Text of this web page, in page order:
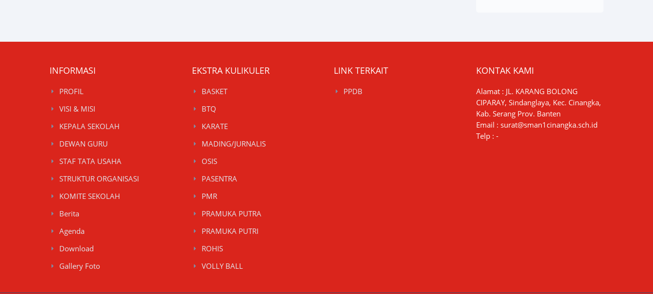
INFORMASI
PROFIL
VISI & MISI
KEPALA SEKOLAH
DEWAN GURU
STAF TATA USAHA
STRUKTUR ORGANISASI
KOMITE SEKOLAH
Berita
Agenda
Download
Gallery Foto
EKSTRA KULIKULER
BASKET
BTQ
KARATE
MADING/JURNALIS
OSIS
PASENTRA
PMR
PRAMUKA PUTRA
PRAMUKA PUTRI
ROHIS
VOLLY BALL
LINK TERKAIT
PPDB
KONTAK KAMI
Alamat : JL. KARANG BOLONG
CIPARAY, Sindanglaya, Kec. Cinangka,
Kab. Serang Prov. Banten
Email : surat@sman1cinangka.sch.id
Telp : -